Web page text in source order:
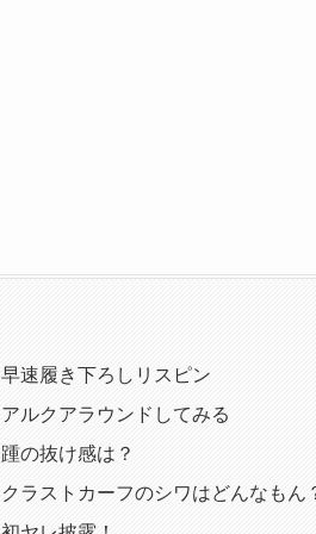
早速履き下ろしリスピン
アルクアラウンドしてみる
踵の抜け感は？
クラストカーフのシワはどんなもん